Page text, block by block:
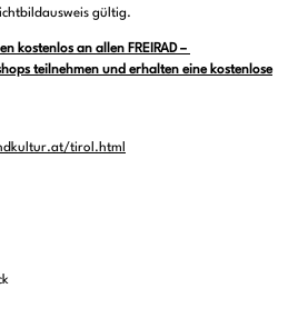
gültig.
kostenlos an allen FREIRAD –
teilnehmen und erhalten eine kostenlose
tirol.html